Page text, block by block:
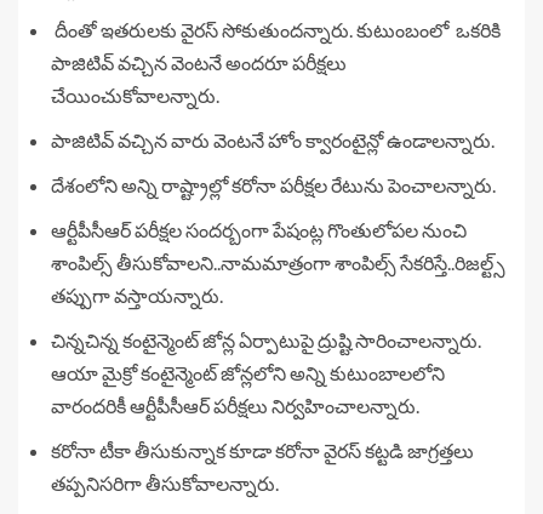
దీంతో ఇతరులకు వైరస్ సోకుతుందన్నారు. కుటుంబంలో ఒకరికి
పాజిటివ్ వచ్చిన వెంటనే అందరూ పరీక్షలు
చేయించుకోవాలన్నారు.
పాజిటివ్ వచ్చిన వారు వెంటనే హోం క్వారంటైన్లో ఉండాలన్నారు.
దేశంలోని అన్ని రాష్ట్రాల్లో కరోనా పరీక్షల రేటును పెంచాలన్నారు.
ఆర్టీపీసీఆర్ పరీక్షల సందర్బంగా పేషంట్ల గొంతులోపల నుంచి
శాంపిల్స్ తీసుకోవాలని..నామమాత్రంగా శాంపిల్స్ సేకరిస్తే..రిజల్ట్స్
తప్పుగా వస్తాయన్నారు.
చిన్నచిన్న కంటైన్మెంట్ జోన్ల ఏర్పాటుపై ద్రుష్టి సారించాలన్నారు.
ఆయా మైక్రో కంటైన్మెంట్ జోన్లలోని అన్ని కుటుంబాలలోని
వారందరికీ ఆర్టీపీసీఆర్ పరీక్షలు నిర్వహించాలన్నారు.
కరోనా టీకా తీసుకున్నాక కూడా కరోనా వైరస్ కట్టడి జాగ్రత్తలు
తప్పనిసరిగా తీసుకోవాలన్నారు.